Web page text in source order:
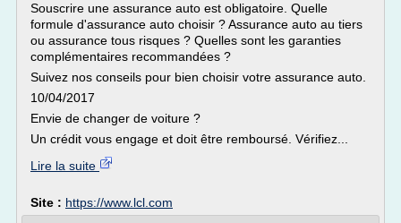
Souscrire une assurance auto est obligatoire. Quelle
formule d'assurance auto choisir ? Assurance auto au tiers
ou assurance tous risques ? Quelles sont les garanties
complémentaires recommandées ?
Suivez nos conseils pour bien choisir votre assurance auto.
10/04/2017
Envie de changer de voiture ?
Un crédit vous engage et doit être remboursé. Vérifiez...
Lire la suite
Site : https://www.lcl.com